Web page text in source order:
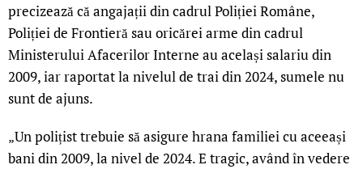
precizează că angajații din cadrul Poliției Române,
Poliției de Frontieră sau oricărei arme din cadrul
Ministerului Afacerilor Interne au același salariu din
2009, iar raportat la nivelul de trai din 2024, sumele nu
sunt de ajuns.
„Un polițist trebuie să asigure hrana familiei cu aceeași
bani din 2009, la nivel de 2024. E tragic, având în vedere